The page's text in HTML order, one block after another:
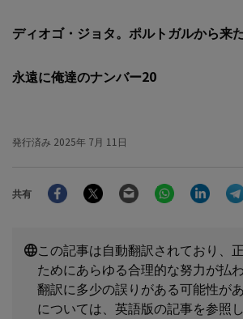
ディオゴ・ジョタ。ポルトガルから来
永遠に俺達のナンバー20
発行済み 2025年 7月 11日
共有
FacebookTwitter Email WhatsApp
この記事は自動翻訳されており、
ためにあらゆる合理的な努力が払
翻訳に多少の誤りがある可能性が
については、英語版の記事を参照